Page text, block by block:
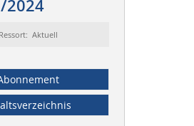
2024
Ressort: Aktuell